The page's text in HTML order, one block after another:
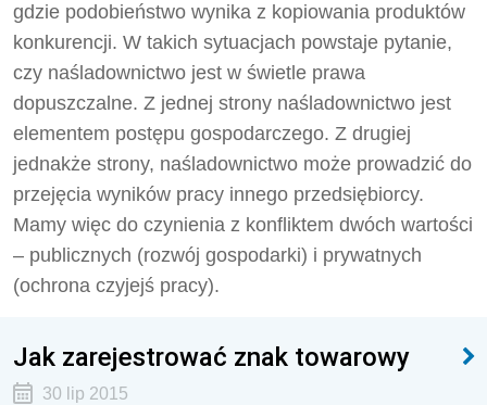
gdzie podobieństwo wynika z kopiowania produktów
konkurencji. W takich sytuacjach powstaje pytanie,
czy naśladownictwo jest w świetle prawa
dopuszczalne. Z jednej strony naśladownictwo jest
elementem postępu gospodarczego. Z drugiej
jednakże strony, naśladownictwo może prowadzić do
przejęcia wyników pracy innego przedsiębiorcy.
Mamy więc do czynienia z konfliktem dwóch wartości
– publicznych (rozwój gospodarki) i prywatnych
(ochrona czyjejś pracy).
Jak zarejestrować znak towarowy
30 lip 2015